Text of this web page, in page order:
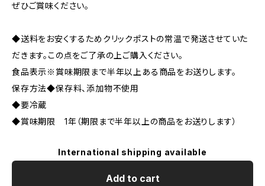
ぜひご賞味ください。
◆送料をお安くするためクリックポストの常温で発送させていた
だきます。この点をご了承の上ご購入ください。
食品表示※賞味期限まで半年以上ある商品をお送りします。
保存方法◆保存料、添加物不使用
◆要冷蔵
◆賞味期限 1年（期限まで半年以上の商品をお送りします）
International shipping available
Add to cart